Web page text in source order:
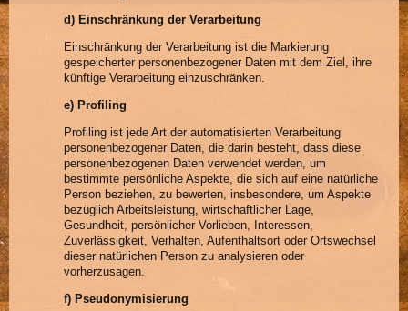
d) Einschränkung der Verarbeitung
Einschränkung der Verarbeitung ist die Markierung
gespeicherter personenbezogener Daten mit dem Ziel, ihre
künftige Verarbeitung einzuschränken.
e) Profiling
Profiling ist jede Art der automatisierten Verarbeitung
personenbezogener Daten, die darin besteht, dass diese
personenbezogenen Daten verwendet werden, um
bestimmte persönliche Aspekte, die sich auf eine natürliche
Person beziehen, zu bewerten, insbesondere, um Aspekte
bezüglich Arbeitsleistung, wirtschaftlicher Lage,
Gesundheit, persönlicher Vorlieben, Interessen,
Zuverlässigkeit, Verhalten, Aufenthaltsort oder Ortswechsel
dieser natürlichen Person zu analysieren oder
vorherzusagen.
f) Pseudonymisierung